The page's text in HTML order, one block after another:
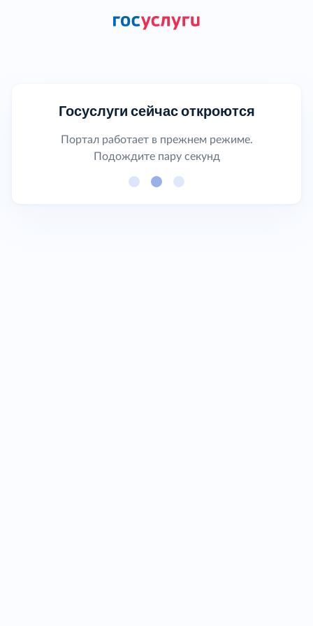
Госуслуги сейчас откроются
Портал работает в прежнем режиме.
Подождите пару секунд